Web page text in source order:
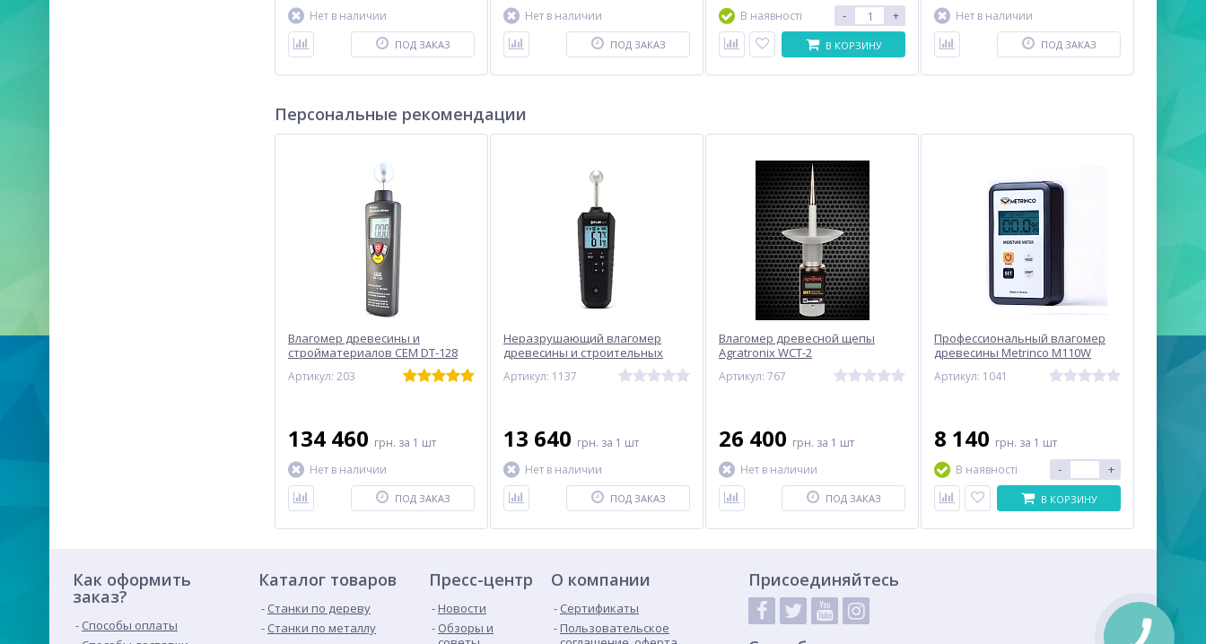
Нет в наличии
ПОД ЗАКАЗ
Нет в наличии
ПОД ЗАКАЗ
В наявності
- +
В КОРЗИНУ
Нет в наличии
ПОД ЗАКАЗ
Персональные рекомендации
Влагомер древесины и
стройматериалов CEM DT-128
Артикул: 203
134 460 грн. за 1 шт
Нет в наличии
ПОД ЗАКАЗ
Неразрушающий влагомер
древесины и строительных
материалов FLIR MR59 (с
bluetooth)
Артикул: 1137
13 640 грн. за 1 шт
Нет в наличии
ПОД ЗАКАЗ
Влагомер древесной щепы
Agratronix WCT-2
Артикул: 767
26 400 грн. за 1 шт
Нет в наличии
ПОД ЗАКАЗ
Профессиональный влагомер
древесины Metrinco M110W
Артикул: 1041
8 140 грн. за 1 шт
В наявності
- +
В КОРЗИНУ
Как оформить
заказ?
Способы оплаты
Каталог товаров
Станки по дереву
Станки по металлу
Пресс-центр
Новости
Обзоры и
О компании
Сертификаты
Пользовательское
Присоединяйтесь